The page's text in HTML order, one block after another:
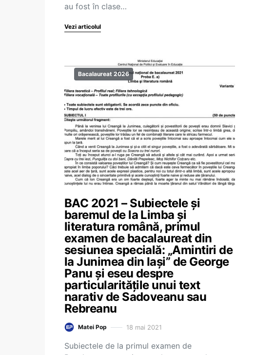
au fost în clase…
Vezi articolul
Bacalaureat 2026
BAC 2021 – Subiectele și
baremul de la Limba și
literatura română, primul
examen de bacalaureat din
sesiunea specială: „Amintiri de
la Junimea din Iași” de George
Panu și eseu despre
particularitățile unui text
narativ de Sadoveanu sau
Rebreanu
Matei Pop 18 mai 2021
Subiectele de la primul examen de